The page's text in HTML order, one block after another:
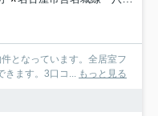
となっています。全居室フ
きます。3口コ... もっと見る